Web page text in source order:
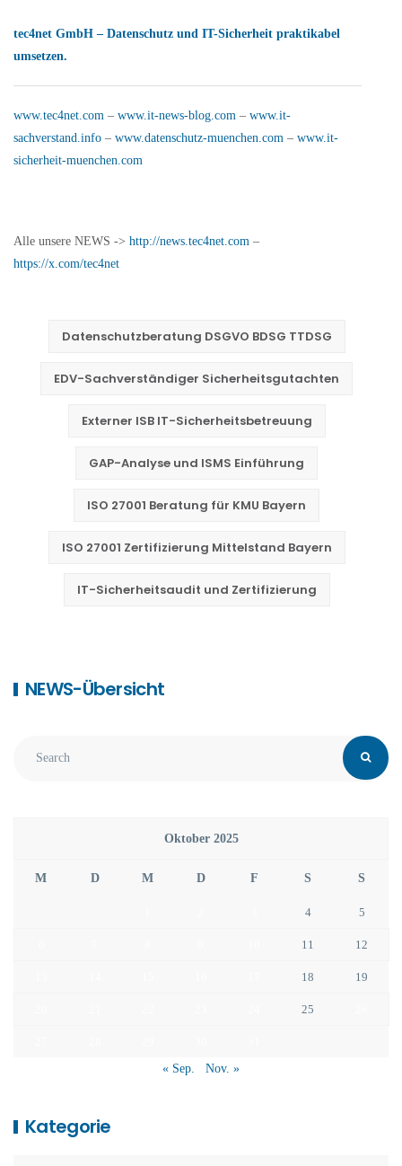
tec4net GmbH – Datenschutz und IT-Sicherheit praktikabel
umsetzen.
www.tec4net.com – www.it-news-blog.com – www.it-
sachverstand.info – www.datenschutz-muenchen.com – www.it-
sicherheit-muenchen.com
Alle unsere NEWS -> http://news.tec4net.com –
https://x.com/tec4net
Datenschutzberatung DSGVO BDSG TTDSG
EDV-Sachverständiger Sicherheitsgutachten
Externer ISB IT-Sicherheitsbetreuung
GAP-Analyse und ISMS Einführung
ISO 27001 Beratung für KMU Bayern
ISO 27001 Zertifizierung Mittelstand Bayern
IT-Sicherheitsaudit und Zertifizierung
NEWS-Übersicht
Oktober 2025
M D M D F S S
4 5
11 12
18 19
25
« Sep.
Nov. »
Kategorie